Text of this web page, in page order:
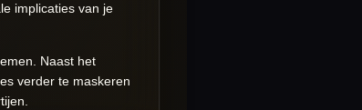
implicaties van je
Naast het
verder te maskeren